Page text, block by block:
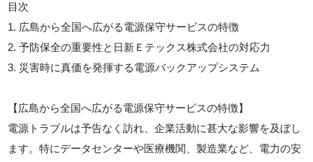
目次
1. 広島から全国へ広がる電源保守サービスの特徴
2. 予防保全の重要性と日新Ｅテックス株式会社の対応力
3. 災害時に真価を発揮する電源バックアップシステム
【広島から全国へ広がる電源保守サービスの特徴】
電源トラブルは予告なく訪れ、企業活動に甚大な影響を及ぼし
ます。特にデータセンターや医療機関、製造業など、電力の安